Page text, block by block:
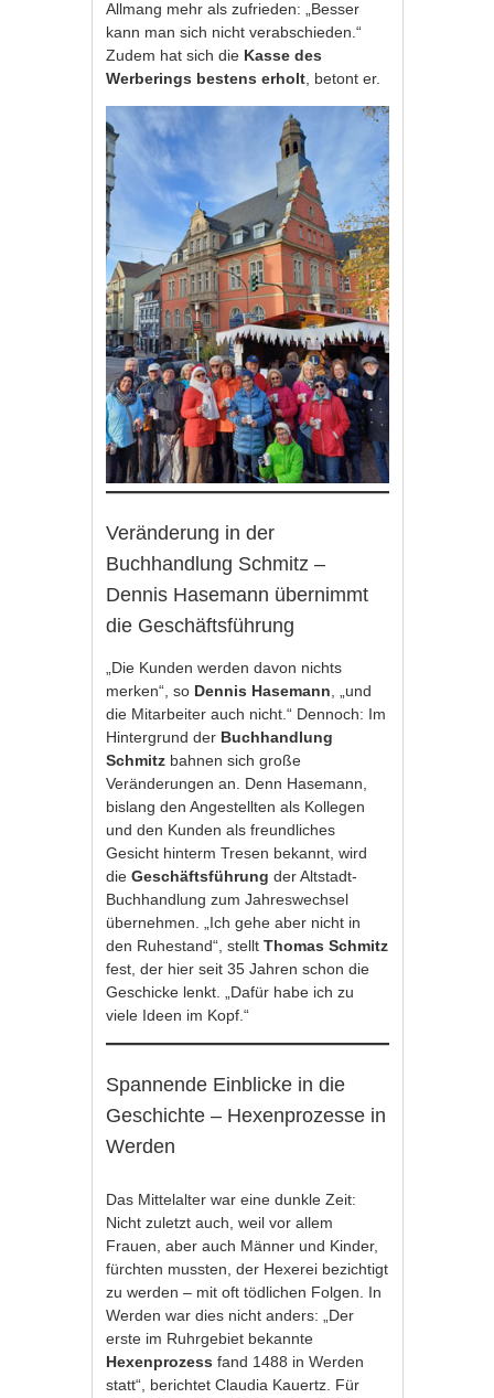
Allmang mehr als zufrieden: „Besser
kann man sich nicht verabschieden.“
Zudem hat sich die Kasse des
Werberings bestens erholt, betont er.
Veränderung in der
Buchhandlung Schmitz –
Dennis Hasemann übernimmt
die Geschäftsführung
„Die Kunden werden davon nichts
merken“, so Dennis Hasemann , „und
die Mitarbeiter auch nicht.“ Dennoch: Im
Hintergrund der Buchhandlung
Schmitz bahnen sich große
Veränderungen an. Denn Hasemann,
bislang den Angestellten als Kollegen
und den Kunden als freundliches
Gesicht hinterm Tresen bekannt, wird
dieGeschäftsführung der Altstadt-
Buchhandlung zum Jahreswechsel
übernehmen. „Ich gehe aber nicht in
den Ruhestand“, stelltThomas Schmitz
fest, der hier seit 35 Jahren schon die
Geschicke lenkt. „Dafür habe ich zu
viele Ideen im Kopf.“
Spannende Einblicke in die
Geschichte – Hexenprozesse in
Werden
Das Mittelalter war eine dunkle Zeit:
Nicht zuletzt auch, weil vor allem
Frauen, aber auch Männer und Kinder,
fürchten mussten, der Hexerei bezichtigt
zu werden – mit oft tödlichen Folgen. In
Werden war dies nicht anders: „Der
erste im Ruhrgebiet bekannte
Hexenprozessfand 1488 in Werden
statt“, berichtet Claudia Kauertz. Für